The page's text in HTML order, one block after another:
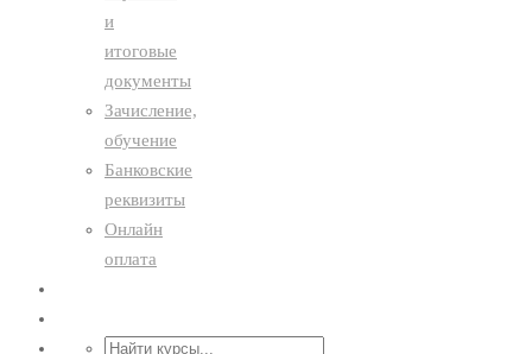
и
итоговые
документы
Зачисление,
обучение
Банковские
реквизиты
Онлайн
оплата